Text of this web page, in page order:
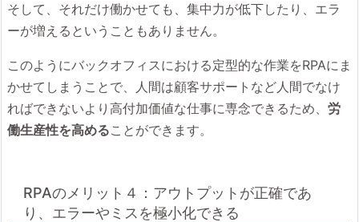
そして、それだけ働かせても、集中力が低下したり、エラ
ーが増えるということもありません。
このようにバックオフィスにおける定型的な作業をRPAにま
かせてしまうことで、人間は顧客サポートなど人間でなけ
ればできないより高付加価値な仕事に専念できるため、 労
働生産性を高めることができます。
RPAのメリット４：アウトプットが正確であ
り、エラーやミスを極小化できる